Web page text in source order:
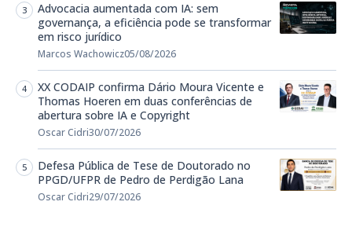
Advocacia aumentada com IA: sem
governança, a eficiência pode se transformar
em risco jurídico
Marcos Wachowicz05/08/2026
XX CODAIP confirma Dário Moura Vicente e
Thomas Hoeren em duas conferências de
abertura sobre IA e Copyright
Oscar Cidri30/07/2026
Defesa Pública de Tese de Doutorado no
PPGD/UFPR de Pedro de Perdigão Lana
Oscar Cidri29/07/2026